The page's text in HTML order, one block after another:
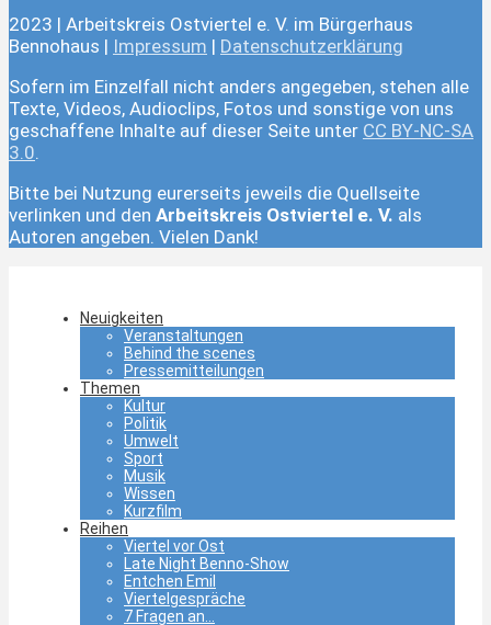
2023 | Arbeitskreis Ostviertel e. V. im Bürgerhaus
Bennohaus | Impressum | Datenschutzerklärung
Sofern im Einzelfall nicht anders angegeben, stehen alle
Texte, Videos, Audioclips, Fotos und sonstige von uns
geschaffene Inhalte auf dieser Seite unter CC BY-NC-SA
3.0.
Bitte bei Nutzung eurerseits jeweils die Quellseite
verlinken und den Arbeitskreis Ostviertel e. V. als
Autoren angeben. Vielen Dank!
Neuigkeiten
Veranstaltungen
Behind the scenes
Pressemitteilungen
Themen
Kultur
Politik
Umwelt
Sport
Musik
Wissen
Kurzfilm
Reihen
Viertel vor Ost
Late Night Benno-Show
Entchen Emil
Viertelgespräche
7 Fragen an…